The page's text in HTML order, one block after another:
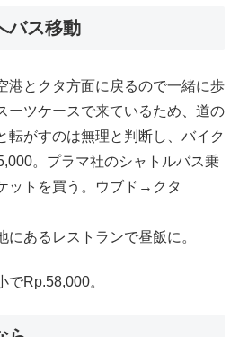
バス移動
港とクタ方面に戻るので一緒に歩
ーツケースで来ているため、道の
転がすのは無理と判断し、バイク
。プラマ社のシャトルバス乗
ットを買う。ウブド→クタ
あるレストランで昼飯に。
でRp.58,000。